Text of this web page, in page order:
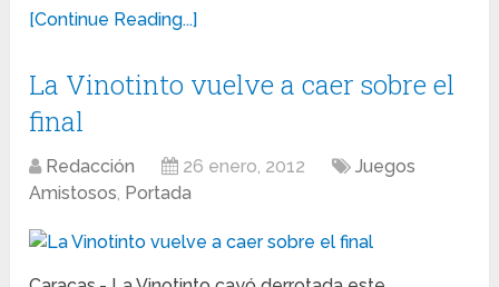
[Continue Reading...]
La Vinotinto vuelve a caer sobre el
final
Redacción 26 enero, 2012
Juegos
Amistosos, Portada